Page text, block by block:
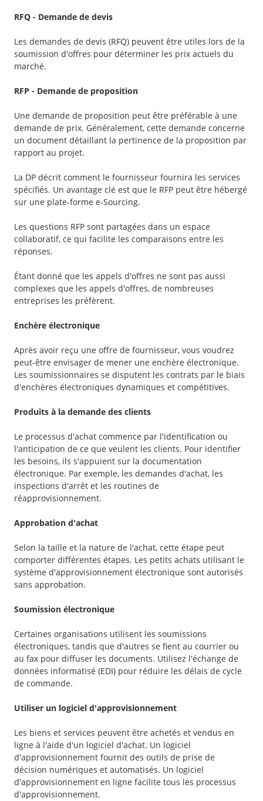
RFQ - Demande de devis
Les demandes de devis (RFQ) peuvent être utiles lors de la
soumission d'offres pour déterminer les prix actuels du
marché.
RFP - Demande de proposition
Une demande de proposition peut être préférable à une
demande de prix. Généralement, cette demande concerne
un document détaillant la pertinence de la proposition par
rapport au projet.
La DP décrit comment le fournisseur fournira les services
spécifiés. Un avantage clé est que le RFP peut être hébergé
sur une plate-forme e-Sourcing.
Les questions RFP sont partagées dans un espace
collaboratif, ce qui facilite les comparaisons entre les
réponses.
Étant donné que les appels d'offres ne sont pas aussi
complexes que les appels d'offres, de nombreuses
entreprises les préfèrent.
Enchère électronique
Après avoir reçu une offre de fournisseur, vous voudrez
peut-être envisager de mener une enchère électronique.
Les soumissionnaires se disputent les contrats par le biais
d'enchères électroniques dynamiques et compétitives.
Produits à la demande des clients
Le processus d'achat commence par l'identification ou
l'anticipation de ce que veulent les clients. Pour identifier
les besoins, ils s'appuient sur la documentation
électronique. Par exemple, les demandes d'achat, les
inspections d'arrêt et les routines de
réapprovisionnement.
Approbation d'achat
Selon la taille et la nature de l'achat, cette étape peut
comporter différentes étapes. Les petits achats utilisant le
système d'approvisionnement électronique sont autorisés
sans approbation.
Soumission électronique
Certaines organisations utilisent les soumissions
électroniques, tandis que d'autres se fient au courrier ou
au fax pour diffuser les documents. Utilisez l'échange de
données informatisé (EDI) pour réduire les délais de cycle
de commande.
Utiliser un logiciel d'approvisionnement
Les biens et services peuvent être achetés et vendus en
ligne à l'aide d'un logiciel d'achat. Un logiciel
d'approvisionnement fournit des outils de prise de
décision numériques et automatisés. Un logiciel
d'approvisionnement en ligne facilite tous les processus
d'approvisionnement.